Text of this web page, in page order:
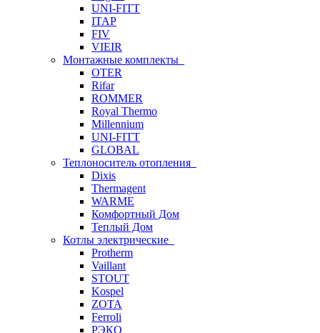
UNI-FITT
ITAP
FIV
VIEIR
Монтажные комплекты
OTER
Rifar
ROMMER
Royal Thermo
Millennium
UNI-FITT
GLOBAL
Теплоноситель отопления
Dixis
Thermagent
WARME
Комфортный Дом
Теплый Дом
Котлы электрические
Protherm
Vaillant
STOUT
Kospel
ZOTA
Ferroli
РЭКО